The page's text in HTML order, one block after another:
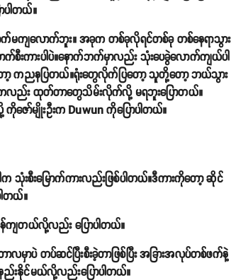
ါတယ်။
ကျလောက်ဘူး။ အခုက တစ်ခုလိုရင်တစ်ခု တစ်နေရာသွား
စီးကားပါပဲ။နောက်ဘက်မှာလည်း သုံးပေခွဲလောက်ကျယ်ပါ
ကညနပြတယ်။ရုံးတွေလိုက်ပြတော့ သူတို့တော့ ဘယ်သွား
ကလည်း ထုတ်တာတွေသိမ်းလိုက်လို့ မရဘူးပြောတယ်။
ော်မျိုးဦးက Duwun ကိုပြောပါတယ်။
သုံးစီးမြောက်ကားလည်းဖြစ်ပါတယ်။ဒီကားကိုတော့ ဆိုင်
တယ်။
ကျတယ်လို့လည်း ပြောပါတယ်။
မှာပဲ တပ်ဆင်ပြီးစီးခဲ့တာဖြစ်ပြီး အခြားအလုပ်တစ်ဖက်နဲ့
နိုင်မယ်လို့လည်းပြောပါတယ်။